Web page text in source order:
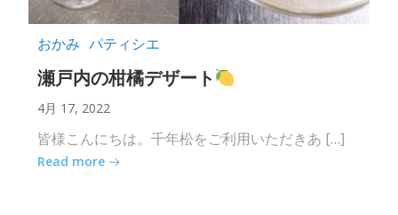
おかみ パティシエ
瀬戸内の柑橘デザート
4月 17, 2022
皆様こんにちは。千年松をご利用いただきあ […]
Read more